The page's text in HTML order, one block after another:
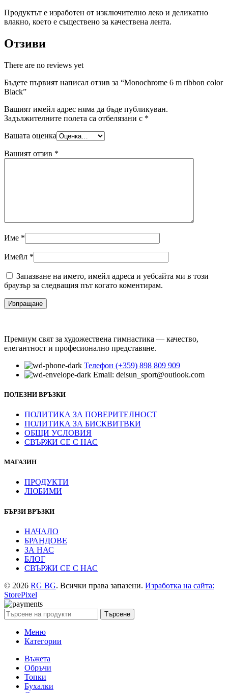
Продуктът е изработен от изключително леко и деликатно
влакно, което е съществено за качествена лента.
Отзиви
There are no reviews yet
Бъдете първият написал отзив за “Monochrome 6 m ribbon color
Black”
Вашият имейл адрес няма да бъде публикуван.
Задължителните полета са отбелязани с *
Вашата оценка
Вашият отзив *
Име *
Имейл *
Запазване на името, имейл адреса и уебсайта ми в този
браузър за следващия път когато коментирам.
Премиум свят за художествена гимнастика — качество,
елегантност и професионално представяне.
Телефон (+359) 898 809 909
Email: deisun_sport@outlook.com
ПОЛЕЗНИ ВРЪЗКИ
ПОЛИТИКА ЗА ПОВЕРИТЕЛНОСТ
ПОЛИТИКА ЗА БИСКВИТВКИ
ОБЩИ УСЛОВИЯ
СВЪРЖИ СЕ С НАС
МАГАЗИН
ПРОДУКТИ
ЛЮБИМИ
БЪРЗИ ВРЪЗКИ
НАЧАЛО
БРАНДОВЕ
ЗА НАС
БЛОГ
СВЪРЖИ СЕ С НАС
© 2026 RG BG. Всички права запазени. Изработка на сайта:
StorePixel
Търсене
Меню
Категории
Въжета
Обръчи
Топки
Бухалки